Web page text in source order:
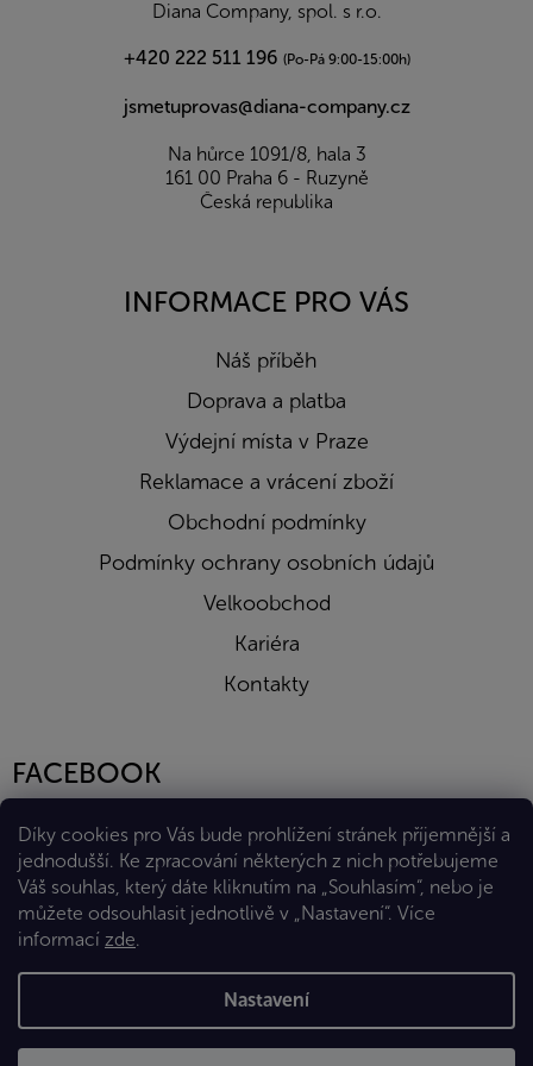
Díky cookies pro Vás bude prohlížení stránek příjemnější a
jednodušší. Ke zpracování některých z nich potřebujeme
Váš souhlas, který dáte kliknutím na „Souhlasím“, nebo je
můžete odsouhlasit jednotlivě v „Nastavení“. Více
informací zde.
Nastavení
Diana Company, spol. s r.o.
+420 222 511 196 (Po-Pá 9:00-15:00h)
jsmetuprovas@diana-company.cz
Na hůrce 1091/8, hala 3
161 00 Praha 6 - Ruzyně
Česká republika
INFORMACE PRO VÁS
Náš příběh
Doprava a platba
Výdejní místa v Praze
Reklamace a vrácení zboží
Obchodní podmínky
Podmínky ochrany osobních údajů
Velkoobchod
Kariéra
Kontakty
FACEBOOK
Vytvořil Shoptet Premium
Copyright 2026Eshop Diana Company, spol. s r.o.. Všechna